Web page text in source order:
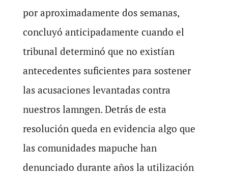
por aproximadamente dos semanas,
concluyó anticipadamente cuando el
tribunal determinó que no existían
antecedentes suficientes para sostener
las acusaciones levantadas contra
nuestros lamngen. Detrás de esta
resolución queda en evidencia algo que
las comunidades mapuche han
denunciado durante años la utilización